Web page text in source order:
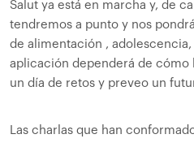
Salut ya está en marcha y, de
tendremos a punto y nos
de alimentación ,
aplicación dependerá de cómo
un día de retos y preveo un
Las charlas que han